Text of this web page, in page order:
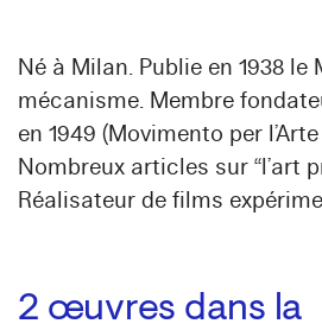
Né à Milan. Publie en 1938 le
mécanisme. Membre
en 1949 (Movimento per
Nombreux articles sur “l’art
Réalisateur de films
2 œuvres dans la